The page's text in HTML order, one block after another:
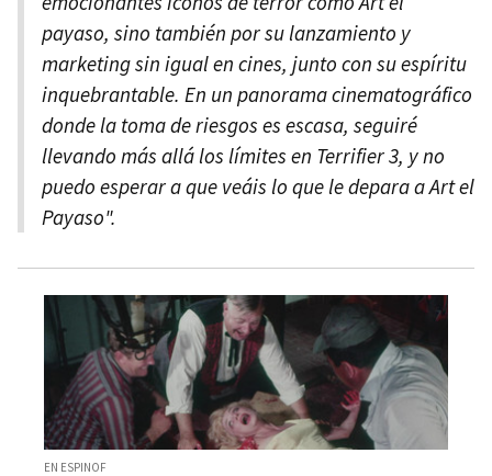
payaso, sino también por su lanzamiento y
marketing sin igual en cines, junto con su espíritu
inquebrantable. En un panorama cinematográfico
donde la toma de riesgos es escasa, seguiré
llevando más allá los límites en Terrifier 3, y no
puedo esperar a que veáis lo que le depara a Art el
Payaso".
EN ESPINOF